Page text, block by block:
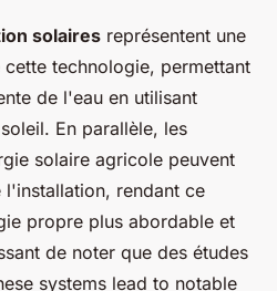
solaires représentent une
technologie, permettant
de l'eau en utilisant
En parallèle, les
solaire agricole peuvent
rendant ce
propre plus abordable et
de noter que des études
systems lead to notable